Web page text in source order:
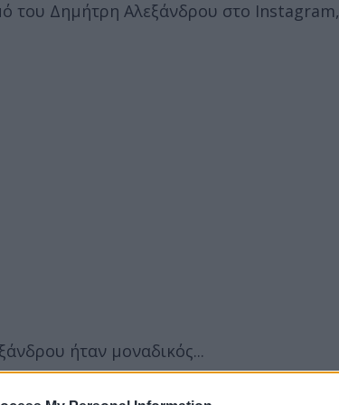
του Δημήτρη Αλεξάνδρου στο Instagram,
ήταν μοναδικός...